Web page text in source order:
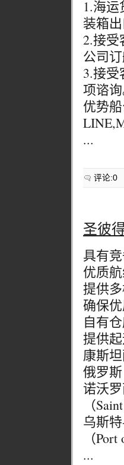
1.海
装箱出
2.接受
公司订
3.接
项谘
优势
...
评论:0
圣彼
具有
优质
提供
确保
自有
提供
康斯
俄罗斯
诺沃
（
乌斯
（
...